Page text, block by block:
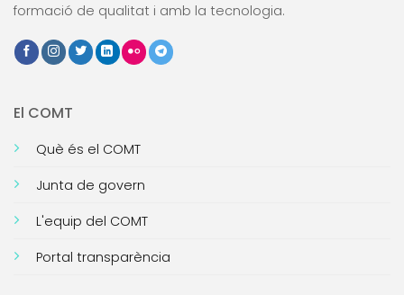
formació de qualitat i amb la tecnologia.
El COMT
Què és el COMT
Junta de govern
L'equip del COMT
Portal transparència